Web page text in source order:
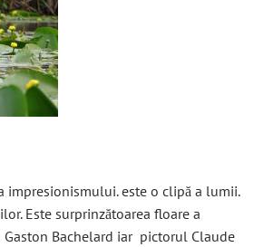
impresionismului. este o clipă a lumii.
Este surprinzătoarea floare a
Gaston Bachelard iar pictorul Claude